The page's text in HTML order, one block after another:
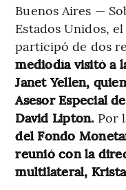
Buenos Aires —
Estados Unidos,
participó de dos
mediodía visitó a
Janet Yellen,
Asesor Especial
David Lipton. Por
del Fondo
reunió con la
multilateral,